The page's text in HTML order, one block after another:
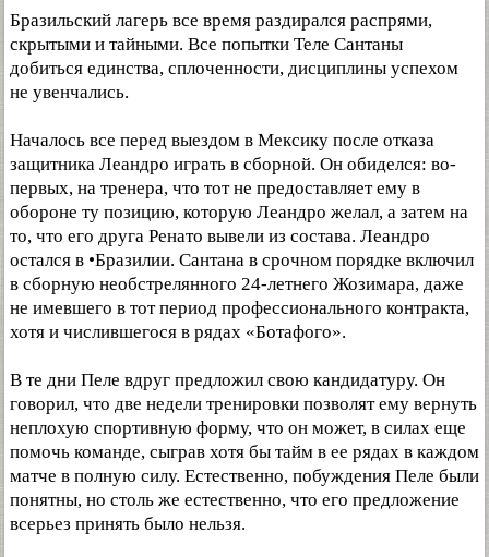
Бразильский лагерь все время раздирался распрями,
скрытыми и тайными. Все попытки Теле Сантаны
добиться единства, сплоченности, дисциплины успехом
не увенчались.
Началось все перед выездом в Мексику после отказа
защитника Леандро играть в сборной. Он обиделся: во-
первых, на тренера, что тот не предоставляет ему в
обороне ту позицию, которую Леандро желал, а затем на
то, что его друга Ренато вывели из состава. Леандро
остался в •Бразилии. Сантана в срочном порядке включил
в сборную необстрелянного 24-летнего Жозимара, даже
не имевшего в тот период профессионального контракта,
хотя и числившегося в рядах «Ботафого».
В те дни Пеле вдруг предложил свою кандидатуру. Он
говорил, что две недели тренировки позволят ему вернуть
неплохую спортивную форму, что он может, в силах еще
помочь команде, сыграв хотя бы тайм в ее рядах в каждом
матче в полную силу. Естественно, побуждения Пеле были
понятны, но столь же естественно, что его предложение
всерьез принять было нельзя.